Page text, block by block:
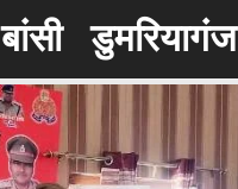
बांसी डुमरियागंज